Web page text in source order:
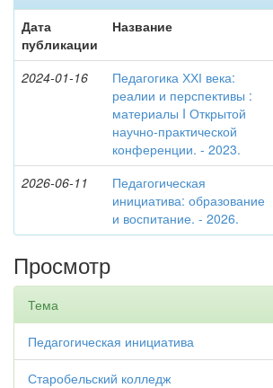
Дата
публикации
Название
2024-01-16
Педагогика ХХІ века:
реалии и перспективы :
материалы I Открытой
научно-практической
конференции. - 2023.
2026-06-11
Педагогическая
инициатива: образование
и воспитание. - 2026.
Просмотр
Тема
Педагогическая инициатива
Старобельский колледж